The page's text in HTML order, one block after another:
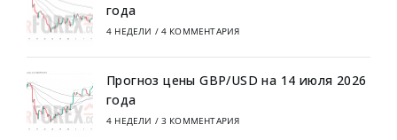
года
4 НЕДЕЛИ / 4 КОММЕНТАРИЯ
Прогноз цены GBP/USD на 14 июля 2026
года
4 НЕДЕЛИ / 3 КОММЕНТАРИЯ